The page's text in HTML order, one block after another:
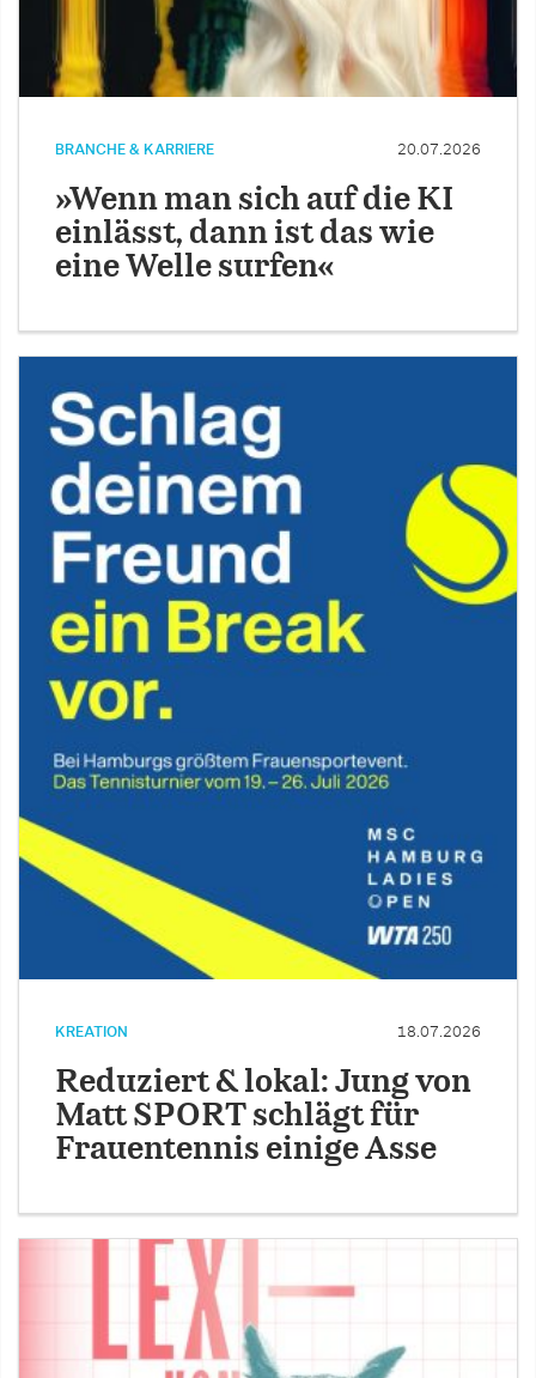
BRANCHE & KARRIERE 20.07.2026
»Wenn man sich auf die KI
einlässt, dann ist das wie
eine Welle surfen«
KREATION 18.07.2026
Reduziert & lokal: Jung von
Matt SPORT schlägt für
Frauentennis einige Asse